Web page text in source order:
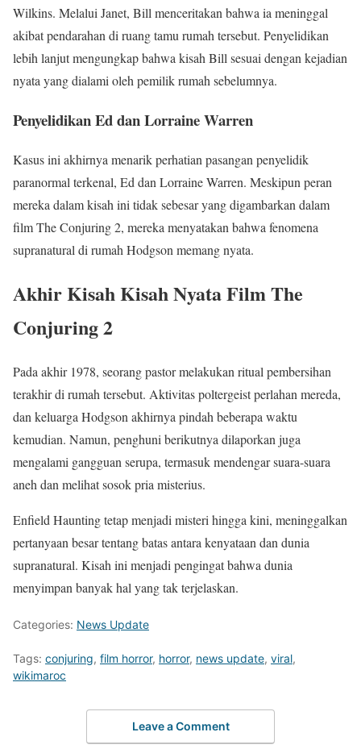
Wilkins. Melalui Janet, Bill menceritakan bahwa ia meninggal
akibat pendarahan di ruang tamu rumah tersebut. Penyelidikan
lebih lanjut mengungkap bahwa kisah Bill sesuai dengan kejadian
nyata yang dialami oleh pemilik rumah sebelumnya.
Penyelidikan Ed dan Lorraine Warren
Kasus ini akhirnya menarik perhatian pasangan penyelidik
paranormal terkenal, Ed dan Lorraine Warren. Meskipun peran
mereka dalam kisah ini tidak sebesar yang digambarkan dalam
film The Conjuring 2, mereka menyatakan bahwa fenomena
supranatural di rumah Hodgson memang nyata.
Akhir Kisah Kisah Nyata Film The
Conjuring 2
Pada akhir 1978, seorang pastor melakukan ritual pembersihan
terakhir di rumah tersebut. Aktivitas poltergeist perlahan mereda,
dan keluarga Hodgson akhirnya pindah beberapa waktu
kemudian. Namun, penghuni berikutnya dilaporkan juga
mengalami gangguan serupa, termasuk mendengar suara-suara
aneh dan melihat sosok pria misterius.
Enfield Haunting tetap menjadi misteri hingga kini, meninggalkan
pertanyaan besar tentang batas antara kenyataan dan dunia
supranatural. Kisah ini menjadi pengingat bahwa dunia
menyimpan banyak hal yang tak terjelaskan.
Categories: News Update
Tags: conjuring, film horror, horror, news update, viral,
wikimaroc
Leave a Comment